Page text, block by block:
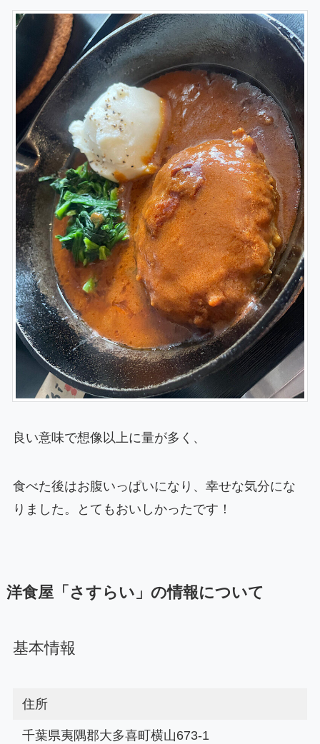
良い意味で想像以上に量が多く、
食べた後はお腹いっぱいになり、幸せな気分にな
りました。とてもおいしかったです！
洋食屋「さすらい」の情報について
基本情報
住所
千葉県夷隅郡大多喜町横山673-1